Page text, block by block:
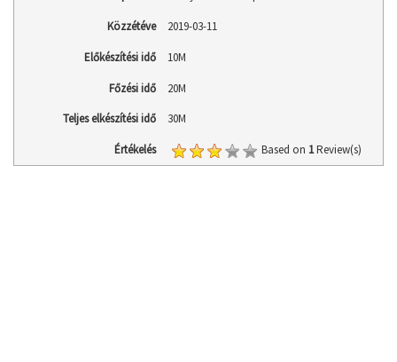
Közzétéve 2019-03-11
Előkészítési idő 10M
Főzési idő 20M
Teljes elkészítési idő 30M
Értékelés Based on 1Review(s)